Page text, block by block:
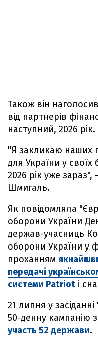
Також він
від партнерів
наступний, 2026 рік.
"Я закликаю наших
для України у
2026 рік уже зараз",
Шмигаль.
Як повідомляла
оборони України
держав-учасниць
оборони України у
проханням
передачі
системи Patriot і
21 липня у
50-денну кампанію
участь 52 держави.